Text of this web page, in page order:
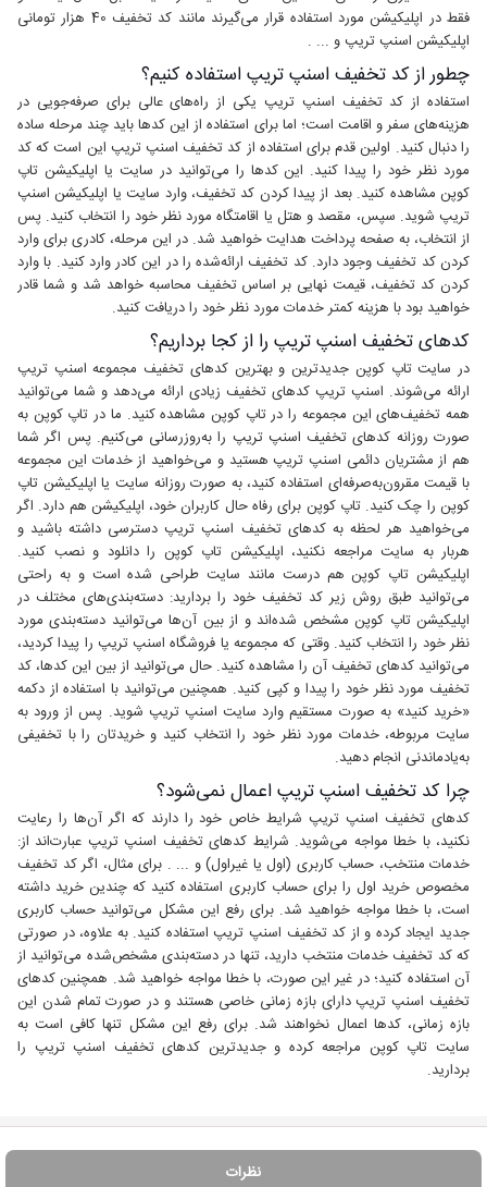
فقط در اپلیکیشن مورد استفاده قرار می‌گیرند مانند کد تخفیف 40 هزار تومانی
اپلیکیشن اسنپ تریپ و ... .
چطور از کد تخفیف اسنپ تریپ استفاده کنیم؟
استفاده از کد تخفیف اسنپ تریپ یکی از راه‌های عالی برای صرفه‌جویی در
هزینه‌های سفر و اقامت است؛ اما برای استفاده از این کدها باید چند مرحله ساده
را دنبال کنید. اولین قدم برای استفاده از کد تخفیف اسنپ تریپ این است که کد
مورد نظر خود را پیدا کنید. این کدها را می‌توانید در سایت‌ یا اپلیکیشن‌ تاپ
کوپن مشاهده کنید. بعد از پیدا کردن کد تخفیف، وارد سایت یا اپلیکیشن اسنپ
تریپ شوید. سپس، مقصد و هتل یا اقامتگاه مورد نظر خود را انتخاب کنید. پس
از انتخاب، به صفحه پرداخت هدایت خواهید شد. در این مرحله، کادری برای وارد
کردن کد تخفیف وجود دارد. کد تخفیف ارائه‌شده را در این کادر وارد کنید. با وارد
کردن کد تخفیف، قیمت نهایی بر اساس تخفیف محاسبه خواهد شد و شما قادر
خواهید بود با هزینه کمتر خدمات مورد نظر خود را دریافت کنید.
کدهای تخفیف اسنپ تریپ را از کجا برداریم؟
در سایت تاپ کوپن جدیدترین و بهترین کدهای تخفیف مجموعه اسنپ تریپ
ارائه می‌شوند. اسنپ تریپ کدهای تخفیف زیادی ارائه می‌دهد و شما می‌توانید
همه تخفیف‌های این مجموعه را در تاپ کوپن مشاهده کنید. ما در تاپ کوپن به
صورت روزانه کدهای تخفیف اسنپ تریپ را به‌روزرسانی می‌کنیم. پس اگر شما
هم از مشتریان دائمی اسنپ تریپ هستید و می‌خواهید از خدمات این مجموعه
با قیمت مقرون‌به‌صرفه‌ای استفاده کنید، به صورت روزانه سایت یا اپلیکیشن تاپ
کوپن را چک کنید. تاپ کوپن برای رفاه حال کاربران خود، اپلیکیشن هم دارد. اگر
می‌خواهید هر لحظه به کدهای تخفیف اسنپ تریپ دسترسی داشته باشید و
هربار به سایت مراجعه نکنید، اپلیکیشن تاپ کوپن را دانلود و نصب کنید.
اپلیکیشن تاپ کوپن هم درست مانند سایت طراحی شده است و به راحتی
می‌توانید طبق روش زیر کد تخفیف خود را بردارید: دسته‌بندی‌های مختلف در
اپلیکیشن تاپ کوپن مشخص شده‌اند و از بین آن‌ها می‌توانید دسته‌بندی مورد
نظر خود را انتخاب کنید. وقتی که مجموعه یا فروشگاه اسنپ تریپ را پیدا کردید،
می‌توانید کدهای تخفیف آن را مشاهده کنید. حال می‌توانید از بین این کدها، کد
تخفیف مورد نظر خود را پیدا و کپی کنید. همچنین می‌توانید با استفاده از دکمه
«خرید کنید» به صورت مستقیم وارد سایت اسنپ تریپ شوید. پس از ورود به
سایت مربوطه، خدمات مورد نظر خود را انتخاب کنید و خریدتان را با تخفیفی
به‌یادماندنی انجام دهید.
چرا کد تخفیف اسنپ تریپ اعمال نمی‌شود؟
کدهای تخفیف اسنپ تریپ شرایط خاص خود را دارند که اگر آن‌ها را رعایت
نکنید، با خطا مواجه می‌شوید. شرایط کدهای تخفیف اسنپ تریپ عبارت‌اند از:
خدمات منتخب، حساب کاربری (اول یا غیراول) و ... . برای مثال، اگر کد تخفیف
مخصوص خرید اول را برای حساب کاربری استفاده کنید که چندین خرید داشته
است، با خطا مواجه خواهید شد. برای رفع این مشکل می‌توانید حساب کاربری
جدید ایجاد کرده و از کد تخفیف اسنپ تریپ استفاده کنید. به علاوه، در صورتی
که کد تخفیف خدمات منتخب دارید، تنها در دسته‌بندی مشخص‌شده می‌توانید از
آن استفاده کنید؛ در غیر این صورت، با خطا مواجه خواهید شد. همچنین کدهای
تخفیف اسنپ تریپ دارای بازه زمانی خاصی هستند و در صورت تمام شدن این
بازه زمانی، کدها اعمال نخواهند شد. برای رفع این مشکل تنها کافی است به
سایت تاپ کوپن مراجعه کرده و جدیدترین کدهای تخفیف اسنپ تریپ را
بردارید.
نظرات